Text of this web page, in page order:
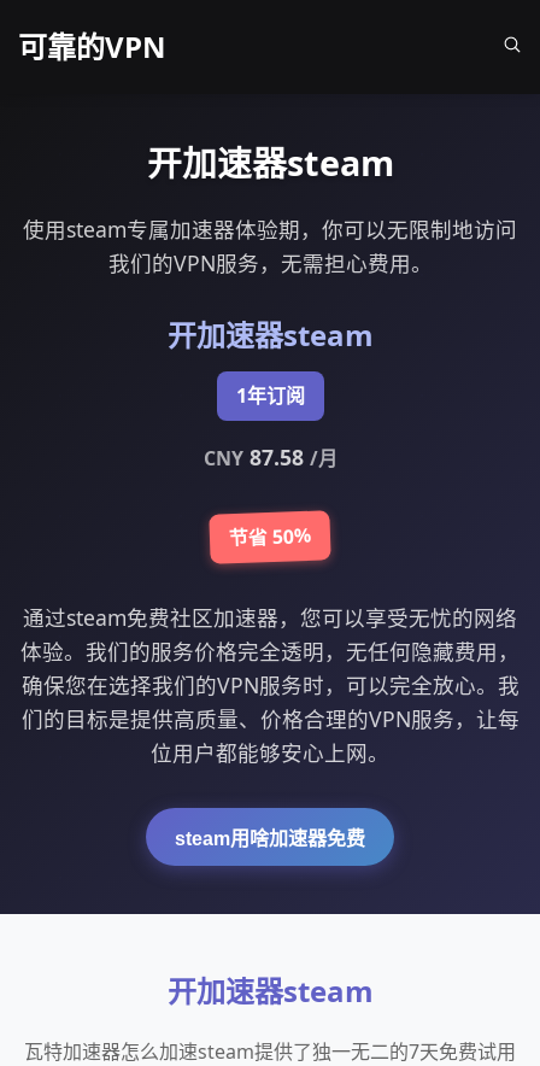
可靠的VPN
开加速器steam
使用steam专属加速器体验期，你可以无限制地访问
我们的VPN服务，无需担心费用。
开加速器steam
1年订阅
CNY87.58 /月
节省 50%
通过steam免费社区加速器，您可以享受无忧的网络
体验。我们的服务价格完全透明，无任何隐藏费用，
确保您在选择我们的VPN服务时，可以完全放心。我
们的目标是提供高质量、价格合理的VPN服务，让每
位用户都能够安心上网。
steam用啥加速器免费
开加速器steam
瓦特加速器怎么加速steam提供了独一无二的7天免费试用